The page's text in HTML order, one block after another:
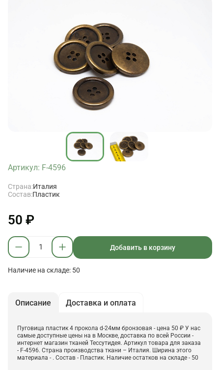
Артикул: F-4596
Страна:Италия
Состав:Пластик
50 ₽
Добавить в корзину
Наличие на складе: 50
Описание Доставка и оплата
Пуговица пластик 4 прокола d-24мм бронзовая - цена 50 ₽ У нас
самые доступные цены на в Москве, доставка по всей России -
интернет магазин тканей Тессутидея. Артикул товара для заказа
- F-4596. Страна производства ткани – Италия. Ширина этого
материала - . Состав - Пластик. Наличие остатков на складе - 50